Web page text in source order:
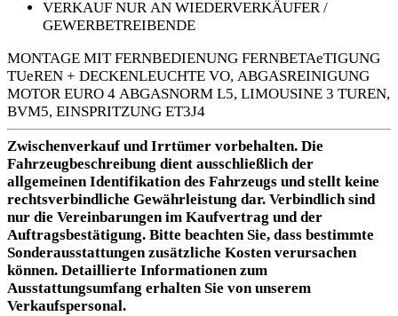
VERKAUF NUR AN WIEDERVERKÄUFER /
GEWERBETREIBENDE
MONTAGE MIT FERNBEDIENUNG FERNBETAeTIGUNG
TUeREN + DECKENLEUCHTE VO, ABGASREINIGUNG
MOTOR EURO 4 ABGASNORM L5, LIMOUSINE 3 TUREN,
BVM5, EINSPRITZUNG ET3J4
Zwischenverkauf und Irrtümer vorbehalten. Die
Fahrzeugbeschreibung dient ausschließlich der
allgemeinen Identifikation des Fahrzeugs und stellt keine
rechtsverbindliche Gewährleistung dar. Verbindlich sind
nur die Vereinbarungen im Kaufvertrag und der
Auftragsbestätigung. Bitte beachten Sie, dass bestimmte
Sonderausstattungen zusätzliche Kosten verursachen
können. Detaillierte Informationen zum
Ausstattungsumfang erhalten Sie von unserem
Verkaufspersonal.